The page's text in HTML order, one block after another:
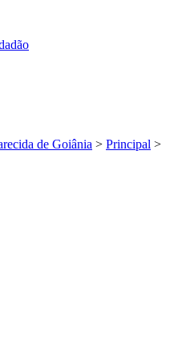
de Goiânia > Principal >